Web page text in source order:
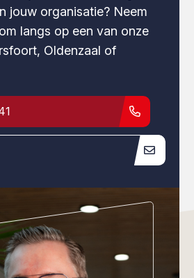
jouw organisatie? Neem
langs op een van onze
Oldenzaal of